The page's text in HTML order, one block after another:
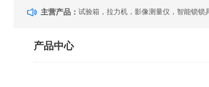
主营产品：
产品中心